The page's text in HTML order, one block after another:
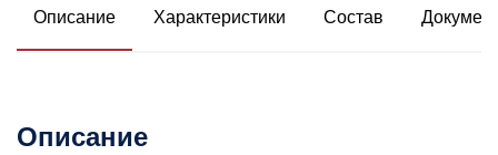
Описание Характеристики Состав
Описание